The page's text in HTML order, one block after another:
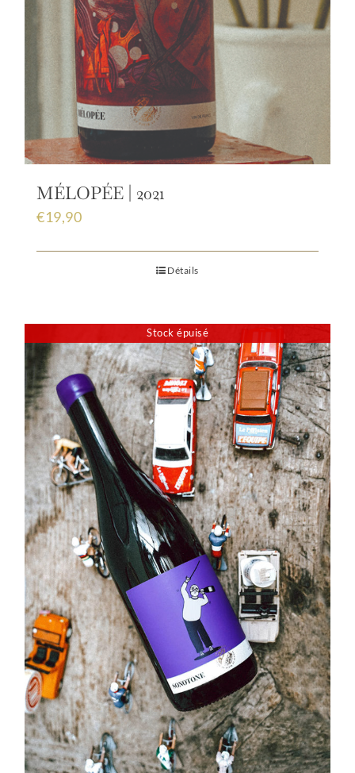
MÉLOPÉE | 2021
€19,90
Détails
Stock épuisé